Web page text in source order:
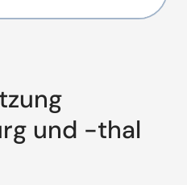
und -thal